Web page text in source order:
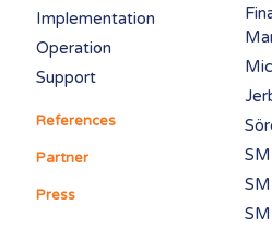
Implementation
Operation
Support
References
Partner
Press